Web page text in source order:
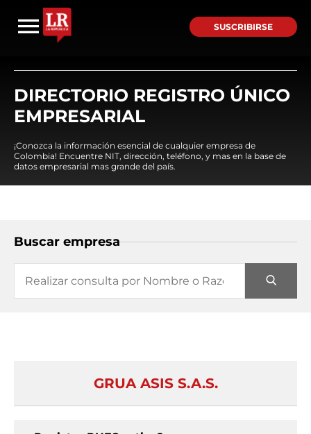
SUSCRIBIRSE
DIRECTORIO REGISTRO ÚNICO
EMPRESARIAL
¡Conozca la información esencial de cualquier empresa de
Colombia! Encuentre NIT, dirección, teléfono, y mas en la base de
datos empresarial mas grande del país.
Buscar empresa
GRUA ASIS S.A.S.